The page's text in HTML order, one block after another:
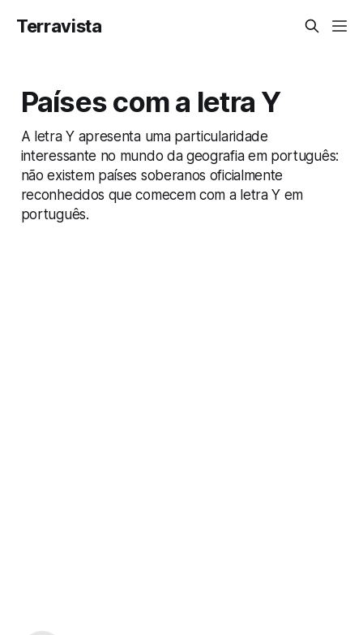
Terravista
Países com a letra Y
A letra Y apresenta uma particularidade
interessante no mundo da geografia em português:
não existem países soberanos oficialmente
reconhecidos que comecem com a letra Y em
português.